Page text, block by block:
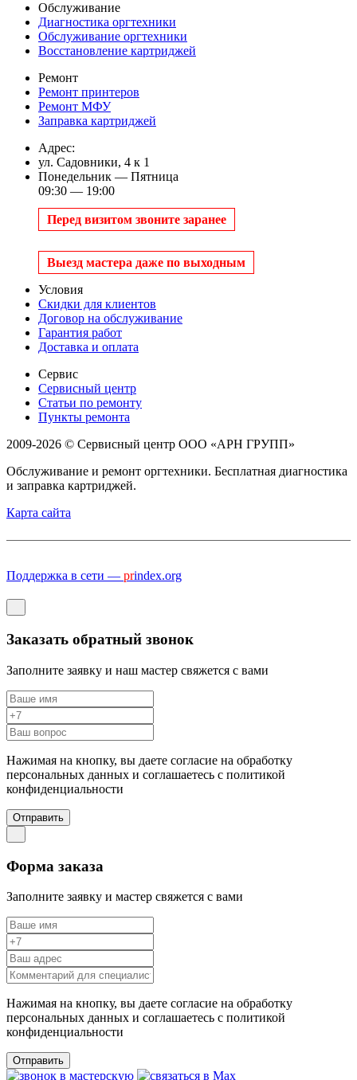
Обслуживание
Диагностика оргтехники
Обслуживание оргтехники
Восстановление картриджей
Ремонт
Ремонт принтеров
Ремонт МФУ
Заправка картриджей
Адрес:
ул. Садовники, 4 к 1
Понедельник — Пятница
09:30 — 19:00
Перед визитом звоните заранее
Выезд мастера даже по выходным
Условия
Скидки для клиентов
Договор на обслуживание
Гарантия работ
Доставка и оплата
Сервис
Сервисный центр
Статьи по ремонту
Пункты ремонта
2009-2026 © Сервисный центр ООО «АРН ГРУПП»
Обслуживание и ремонт оргтехники. Бесплатная диагностика
и заправка картриджей.
Карта сайта
Поддержка в сети — prindex.org
Заказать обратный звонок
Заполните заявку и наш мастер свяжется с вами
Нажимая на кнопку, вы даете согласие на обработку
персональных данных и соглашаетесь c политикой
конфиденциальности
Отправить
Форма заказа
Заполните заявку и мастер свяжется с вами
Нажимая на кнопку, вы даете согласие на обработку
персональных данных и соглашаетесь c политикой
конфиденциальности
Отправить